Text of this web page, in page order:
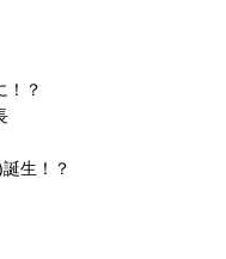
！？
生！？